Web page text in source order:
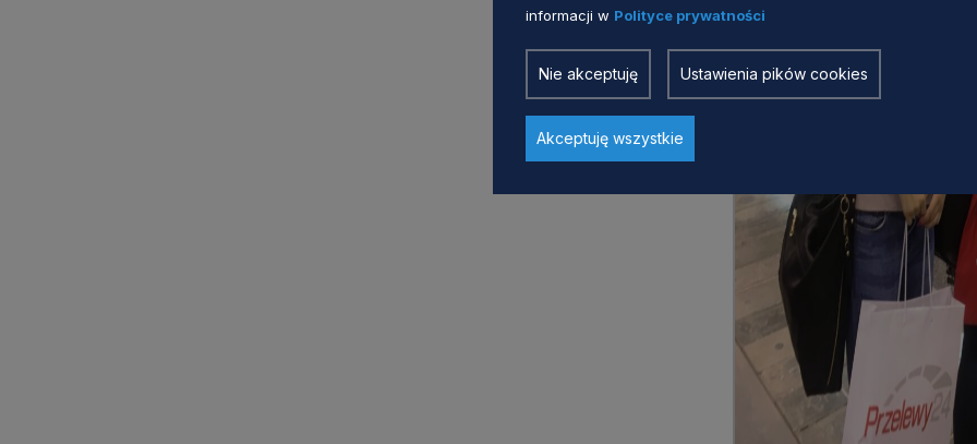
informacji w Polityce prywatności
Nie akceptuję Ustawienia pików cookies
Akceptuję wszystkie